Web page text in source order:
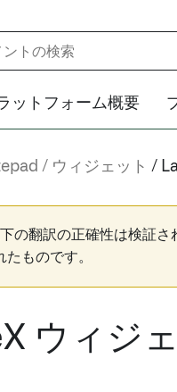
ットフォーム概要
ウィジェット
の翻訳の正確性は検証さ
たものです。
ウィジ